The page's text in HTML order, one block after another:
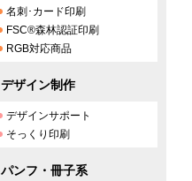
名刺･カード印刷
FSC®森林認証印刷
RGB対応商品
デザイン制作
デザインサポート
そっくり印刷
パンフ・冊子系